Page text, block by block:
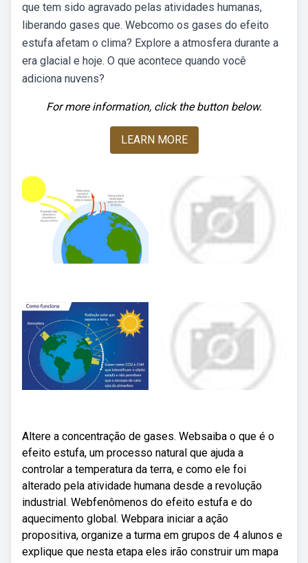
que tem sido agravado pelas atividades humanas,
liberando gases que. Webcomo os gases do efeito
estufa afetam o clima? Explore a atmosfera durante a
era glacial e hoje. O que acontece quando você
adiciona nuvens?
For more information, click the button below.
LEARN MORE
Altere a concentração de gases. Websaiba o que é o
efeito estufa, um processo natural que ajuda a
controlar a temperatura da terra, e como ele foi
alterado pela atividade humana desde a revolução
industrial. Webfenômenos do efeito estufa e do
aquecimento global. Webpara iniciar a ação
propositiva, organize a turma em grupos de 4 alunos e
explique que nesta etapa eles irão construir um mapa